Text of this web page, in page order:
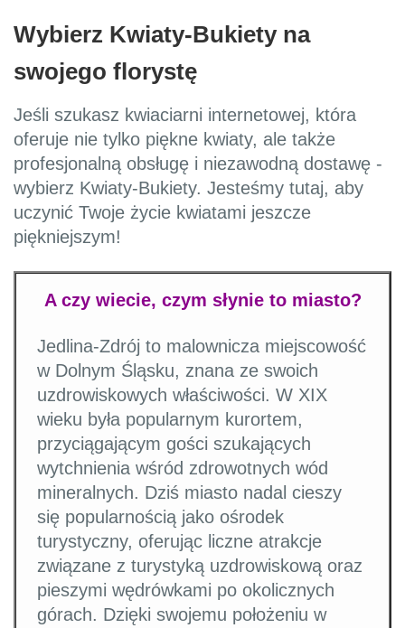
Wybierz Kwiaty-Bukiety na
swojego florystę
Jeśli szukasz kwiaciarni internetowej, która
oferuje nie tylko piękne kwiaty, ale także
profesjonalną obsługę i niezawodną dostawę -
wybierz Kwiaty-Bukiety. Jesteśmy tutaj, aby
uczynić Twoje życie kwiatami jeszcze
piękniejszym!
A czy wiecie, czym słynie to miasto?
Jedlina-Zdrój to malownicza miejscowość
w Dolnym Śląsku, znana ze swoich
uzdrowiskowych właściwości. W XIX
wieku była popularnym kurortem,
przyciągającym gości szukających
wytchnienia wśród zdrowotnych wód
mineralnych. Dziś miasto nadal cieszy
się popularnością jako ośrodek
turystyczny, oferując liczne atrakcje
związane z turystyką uzdrowiskową oraz
pieszymi wędrówkami po okolicznych
górach. Dzięki swojemu położeniu w